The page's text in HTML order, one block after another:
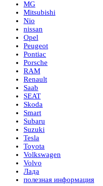
MG
Mitsubishi
Nio
nissan
Opel
Peugeot
Pontiac
Porsche
RAM
Renault
Saab
SEAT
Skoda
Smart
Subaru
Suzuki
Tesla
Toyota
Volkswagen
Volvo
Лада
полезная информация